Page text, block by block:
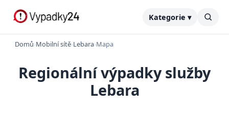
Kategorie ▾
Domů›Mobilní sítě›Lebara›Mapa
Regionální výpadky služby
Lebara